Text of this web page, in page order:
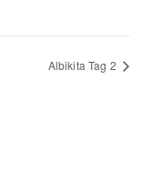
Albikita Tag 2